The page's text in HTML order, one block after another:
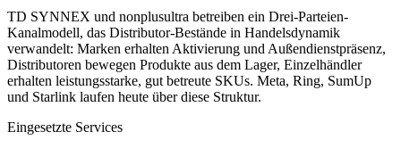
TD SYNNEX und nonplusultra betreiben ein Drei-Parteien-
Kanalmodell, das Distributor-Bestände in Handelsdynamik
verwandelt: Marken erhalten Aktivierung und Außendienstpräsenz,
Distributoren bewegen Produkte aus dem Lager, Einzelhändler
erhalten leistungsstarke, gut betreute SKUs. Meta, Ring, SumUp
und Starlink laufen heute über diese Struktur.
Eingesetzte Services